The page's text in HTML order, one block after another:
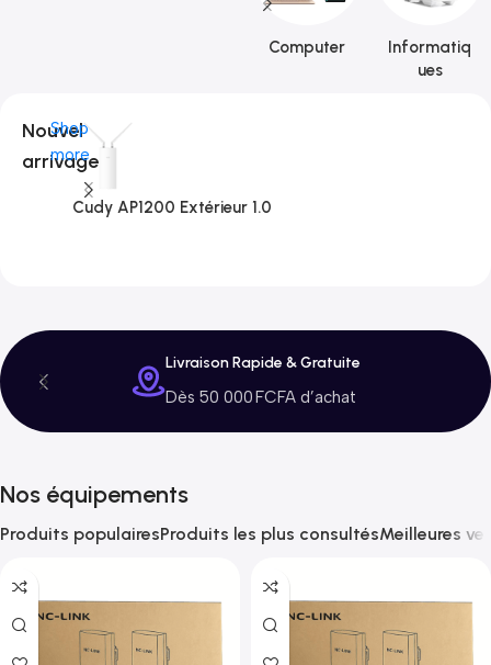
Computer
Informatiq
ues
Nouvel
arrivage
Shop
more
Cudy AP1200 Extérieur 1.0
Livraison Rapide & Gratuite
Dès 50 000 FCFA d’achat
Nos équipements
Produits populairesProduits les plus consultésMeilleures